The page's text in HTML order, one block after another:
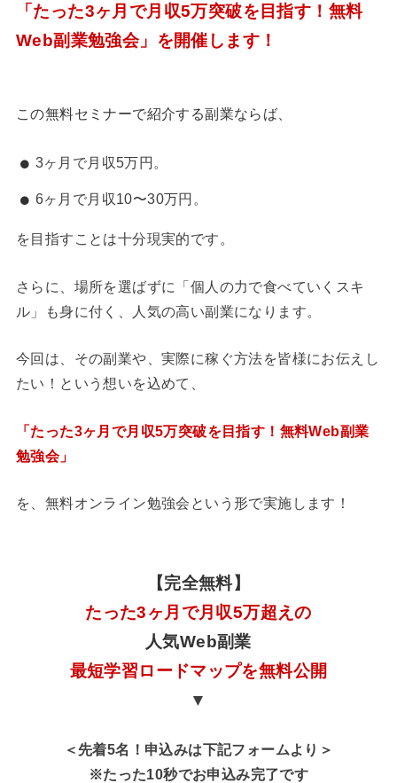
「たった3ヶ月で月収5万突破を目指す！無料
Web副業勉強会」を開催します！
この無料セミナーで紹介する副業ならば、
3ヶ月で月収5万円。
6ヶ月で月収10〜30万円。
を目指すことは十分現実的です。
さらに、場所を選ばずに「個人の力で食べていくスキ
ル」も身に付く、人気の高い副業になります。
今回は、その副業や、実際に稼ぐ方法を皆様にお伝えし
たい！という想いを込めて、
「たった3ヶ月で月収5万突破を目指す！無料Web副業
勉強会」
を、無料オンライン勉強会という形で実施します！
【完全無料】
たった3ヶ月で月収5万超えの
人気Web副業
最短学習ロードマップを無料公開
▼
＜先着5名！申込みは下記フォームより＞
※たった10秒でお申込み完了です